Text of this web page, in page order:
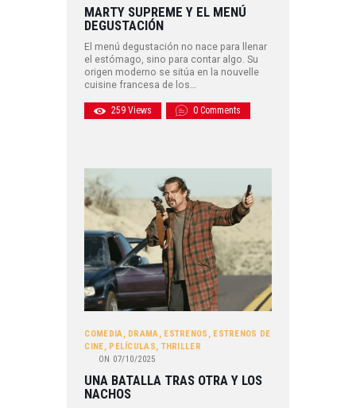
MARTY SUPREME Y EL MENÚ
DEGUSTACIÓN
El menú degustación no nace para llenar
el estómago, sino para contar algo. Su
origen moderno se sitúa en la nouvelle
cuisine francesa de los…
259 Views 0 Comments
COMEDIA, DRAMA, ESTRENOS , ESTRENOS DE
CINE, PELÍCULAS, THRILLER
ON 07/10/2025
UNA BATALLA TRAS OTRA Y LOS
NACHOS